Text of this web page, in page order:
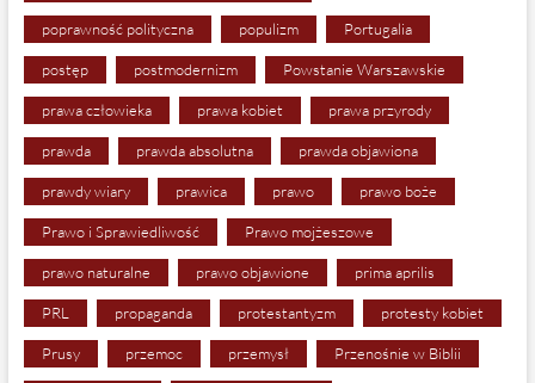
poprawność polityczna populizm Portugalia
postęp postmodernizm Powstanie Warszawskie
prawa człowieka prawa kobiet prawa przyrody
prawda prawda absolutna prawda objawiona
prawdy wiary prawica prawo prawo boże
Prawo i Sprawiedliwość Prawo mojżeszowe
prawo naturalne prawo objawione prima aprilis
PRL propaganda protestantyzm protesty kobiet
Prusy przemoc przemysł Przenośnie w Biblii